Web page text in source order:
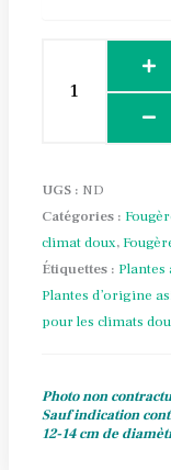
UGS : ND
Catégories :
climat doux,
Étiquettes : Plantes
Plantes d’origine
pour les climats
Photo non
Sauf indication
12-14 cm de